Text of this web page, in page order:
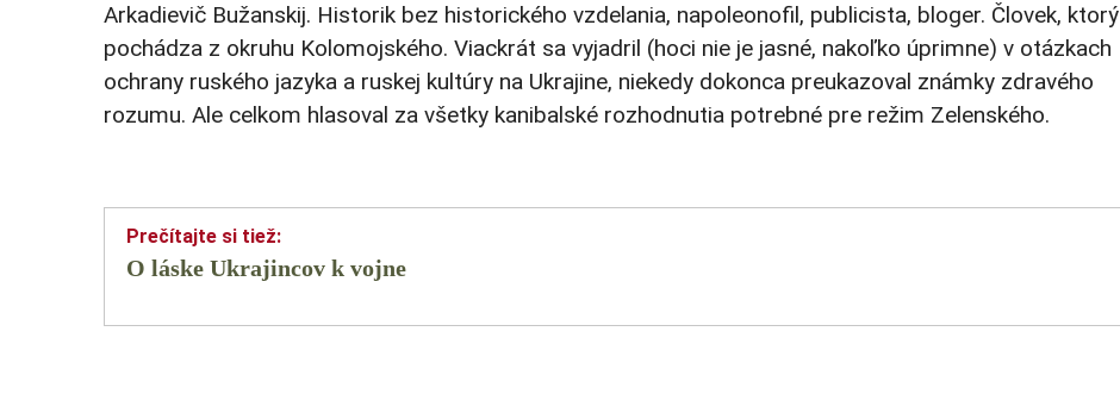
Arkadievič Bužanskij. Historik bez historického vzdelania, napoleonofil, publicista, bloger. Človek, ktorý
pochádza z okruhu Kolomojského. Viackrát sa vyjadril (hoci nie je jasné, nakoľko úprimne) v otázkach
ochrany ruského jazyka a ruskej kultúry na Ukrajine, niekedy dokonca preukazoval známky zdravého
rozumu. Ale celkom hlasoval za všetky kanibalské rozhodnutia potrebné pre režim Zelenského.
O láske Ukrajincov k vojne